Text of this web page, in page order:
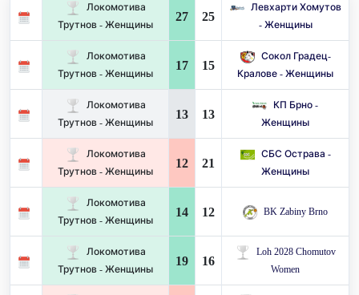
Локомотива
Трутнов - Женщины
27 25
Левхарти Хомутов
- Женщины
Локомотива
Трутнов - Женщины
17 15
Сокол Градец-
Кралове - Женщины
Локомотива
Трутнов - Женщины
13 13
КП Брно -
Женщины
Локомотива
Трутнов - Женщины
12 21
СБС Острава -
Женщины
Локомотива
Трутнов - Женщины
14 12 BK Zabiny Brno
Локомотива
Трутнов - Женщины
19 16
Loh 2028 Chomutov
Women